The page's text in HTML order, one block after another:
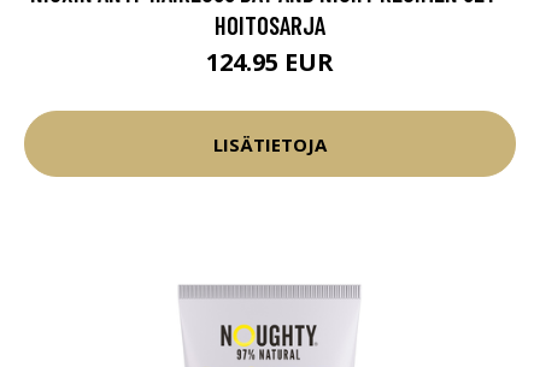
HOITOSARJA
124.95 EUR
LISÄTIETOJA